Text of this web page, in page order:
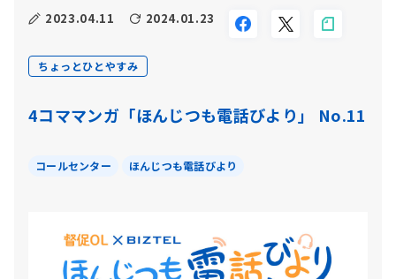
2023.04.11 2024.01.23
ちょっとひとやすみ
4コママンガ「ほんじつも電話びより」 No.11
コールセンター ほんじつも電話びより